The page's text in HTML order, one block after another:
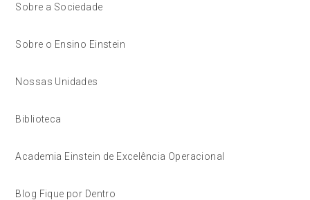
Sobre a Sociedade
Sobre o Ensino Einstein
Nossas Unidades
Biblioteca
Academia Einstein de Excelência Operacional
Blog Fique por Dentro